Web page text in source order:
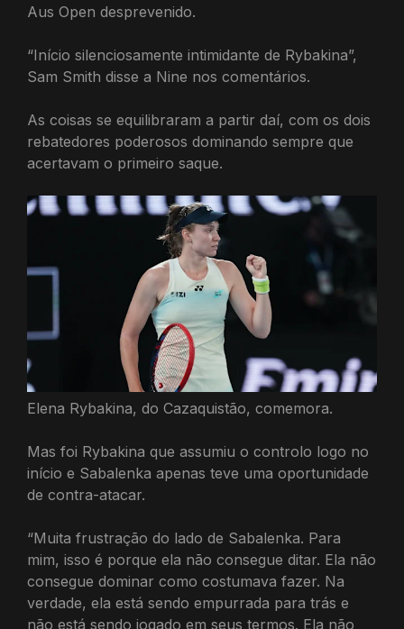
Aus Open desprevenido.
“Início silenciosamente intimidante de Rybakina”,
Sam Smith disse a Nine nos comentários.
As coisas se equilibraram a partir daí, com os dois
rebatedores poderosos dominando sempre que
acertavam o primeiro saque.
Elena Rybakina, do Cazaquistão, comemora.
Mas foi Rybakina que assumiu o controlo logo no
início e Sabalenka apenas teve uma oportunidade
de contra-atacar.
“Muita frustração do lado de Sabalenka. Para
mim, isso é porque ela não consegue ditar. Ela não
consegue dominar como costumava fazer. Na
verdade, ela está sendo empurrada para trás e
não está sendo jogado em seus termos. Ela não